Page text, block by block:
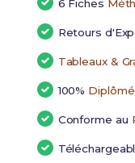
6 Fiches
Retours
Tableaux &
100%
Conforme au